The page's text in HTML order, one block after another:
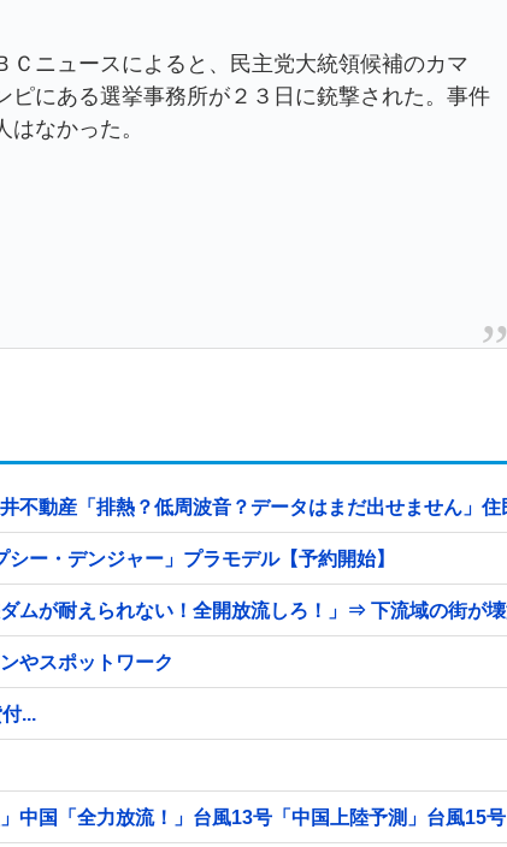
ニュースによると、民主党大統領候補のカマ
ピにある選挙事務所が２３日に銃撃された。事件
なかった。
不動産「排熱？低周波音？データはまだ出せません」住
ー・デンジャー」プラモデル【予約開始】
ムが耐えられない！全開放流しろ！」⇒ 下流域の街が
やスポットワーク
...
中国「全力放流！」台風13号「中国上陸予測」台風15